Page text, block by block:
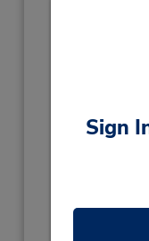
Sign
NEW YEARS
2027
NEW
Ubicación